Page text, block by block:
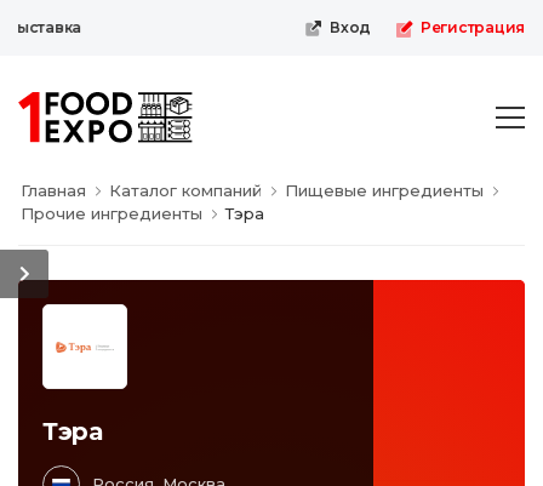
Вход Регистрация
Главная Каталог компаний
Пищевые ингредиенты
Прочие ингредиенты
Тэра
Тэра